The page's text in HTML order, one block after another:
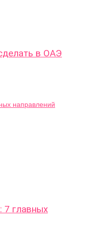
в ОАЭ
7 главных